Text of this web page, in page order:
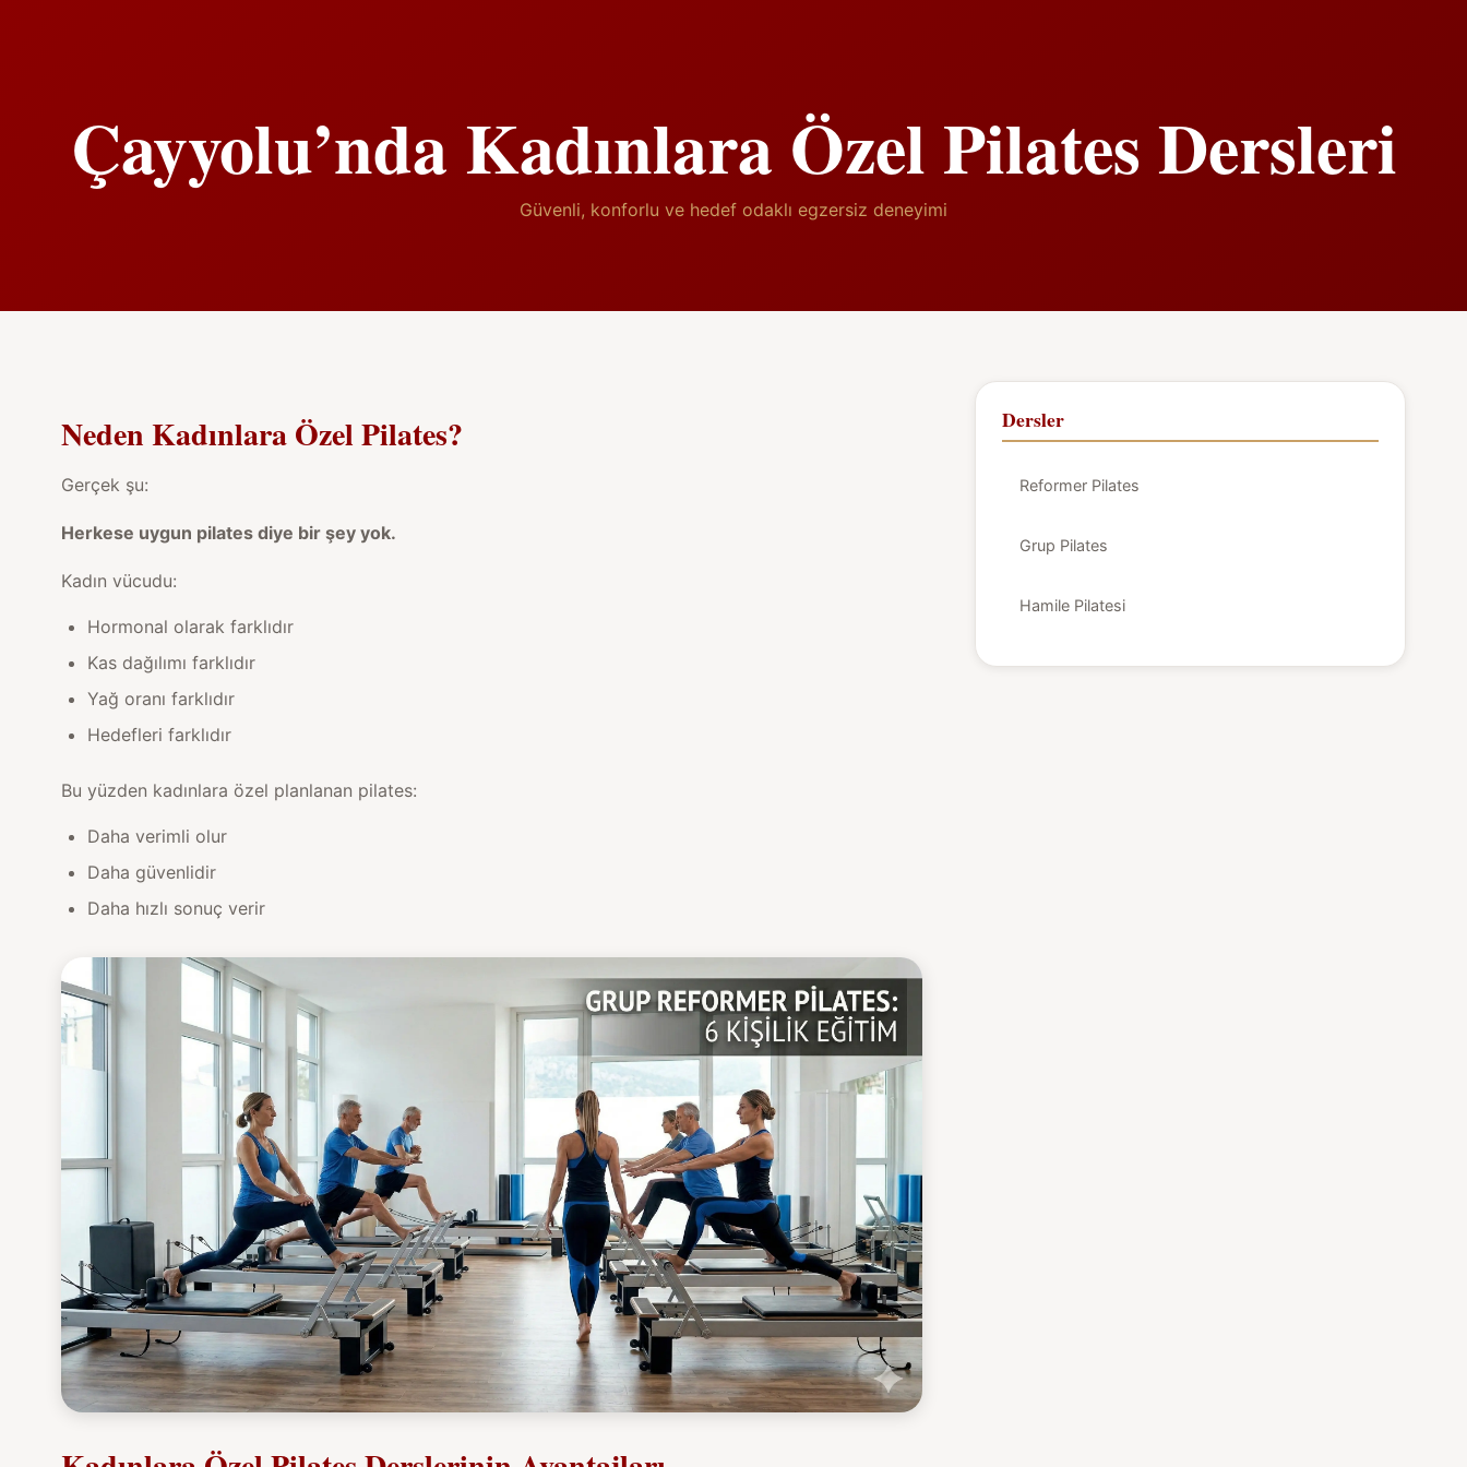
Çayyolu’nda Kadınlara Özel Pilates Dersleri
Güvenli, konforlu ve hedef odaklı egzersiz deneyimi
Neden Kadınlara Özel Pilates?
Gerçek şu:
Herkese uygun pilates diye bir şey yok.
Kadın vücudu:
Hormonal olarak farklıdır
Kas dağılımı farklıdır
Yağ oranı farklıdır
Hedefleri farklıdır
Bu yüzden kadınlara özel planlanan pilates:
Daha verimli olur
Daha güvenlidir
Daha hızlı sonuç verir
Dersler
Reformer Pilates
Grup Pilates
Hamile Pilatesi